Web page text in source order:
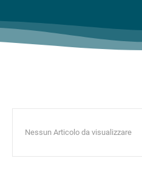
Nessun Articolo da visualizzare